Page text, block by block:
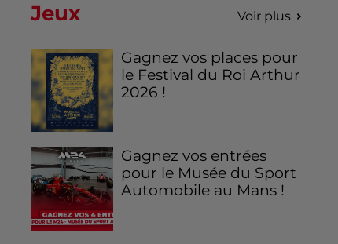
Jeux Voir plus
Gagnez vos places pour
le Festival du Roi Arthur
2026 !
Gagnez vos entrées
pour le Musée du Sport
Automobile au Mans !